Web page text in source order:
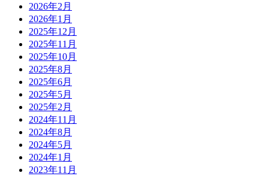
2026年2月
2026年1月
2025年12月
2025年11月
2025年10月
2025年8月
2025年6月
2025年5月
2025年2月
2024年11月
2024年8月
2024年5月
2024年1月
2023年11月